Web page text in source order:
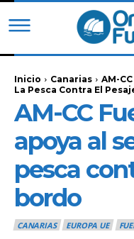
Inicio Canarias
AM-
La Pesca Contra El
AM-CC
apoya al
pesca
bordo
CANARIAS EUROPA UE